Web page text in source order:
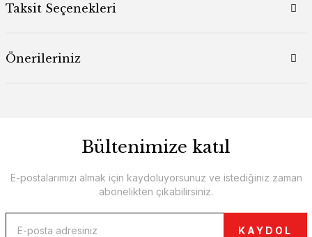
Taksit Seçenekleri
Önerileriniz
Bültenimize katıl
E-postalarımızı almak için kaydoluyorsunuz ve istediğiniz zaman
abonelikten çıkabilirsiniz.
KAYDOL